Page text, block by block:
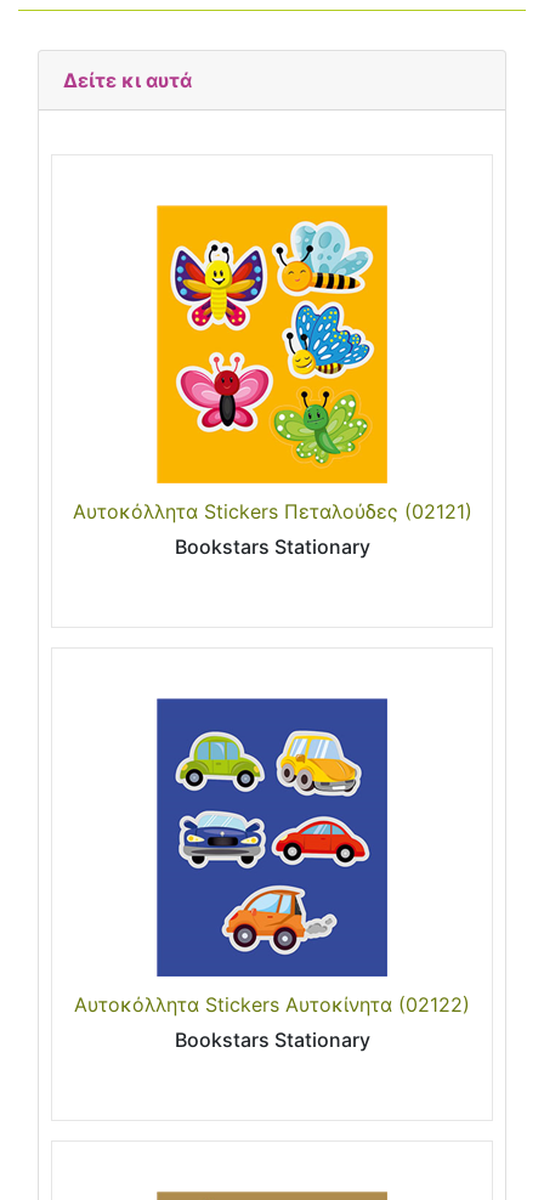
Δείτε κι αυτά
Αυτοκόλλητα Stickers Πεταλούδες (02121)
Bookstars Stationary
Αυτοκόλλητα Stickers Αυτοκίνητα (02122)
Bookstars Stationary